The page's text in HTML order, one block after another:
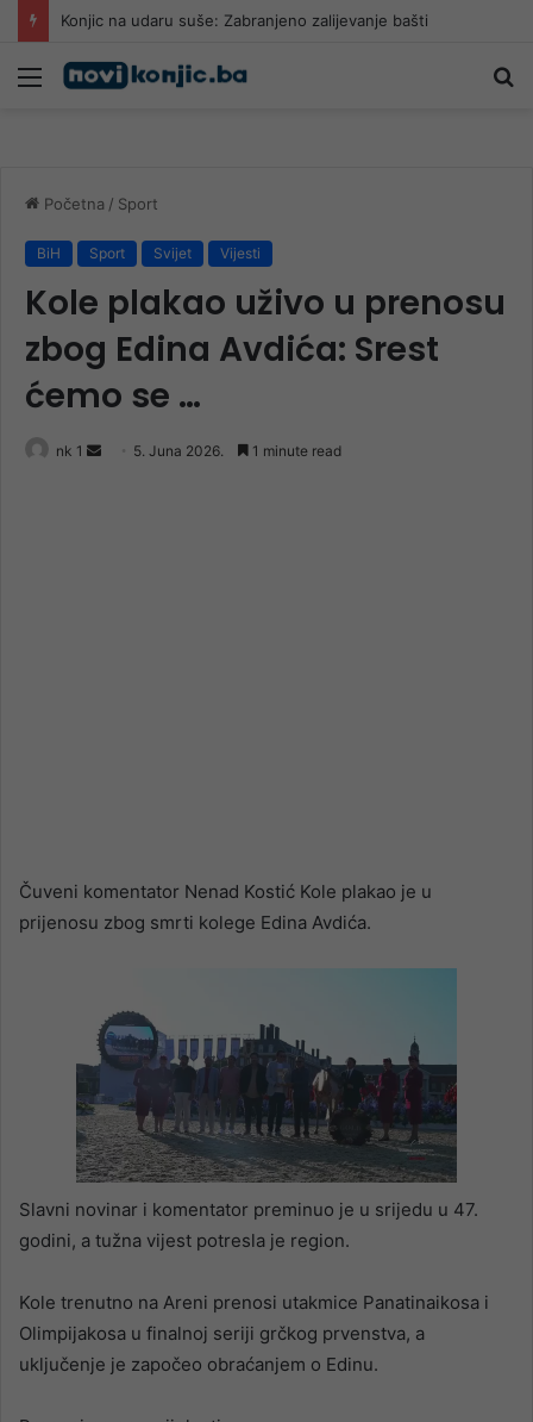
Konjic na udaru suše: Zabranjeno zalijevanje bašti
Meni
Početna / Sport
BiH Sport Svijet Vijesti
Kole plakao uživo u prenosu
zbog Edina Avdića: Srest
ćemo se …
nk 1
Send 5. Juna 2026. 1 minute read
Čuveni komentator Nenad Kostić Kole plakao je u
prijenosu zbog smrti kolege Edina Avdića.
Slavni novinar i komentator preminuo je u srijedu u 47.
godini, a tužna vijest potresla je region.
Kole trenutno na Areni prenosi utakmice Panatinaikosa i
Olimpijakosa u finalnoj seriji grčkog prvenstva, a
uključenje je započeo obraćanjem o Edinu.